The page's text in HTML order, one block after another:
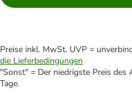
Preise inkl. MwSt. UVP =
die Lieferbedingungen
"Sonst" = Der niedrigste Preis
Tage.